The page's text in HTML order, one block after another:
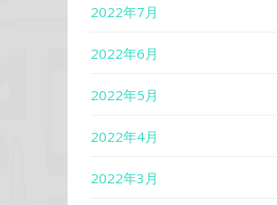
2022年7月
2022年6月
2022年5月
2022年4月
2022年3月